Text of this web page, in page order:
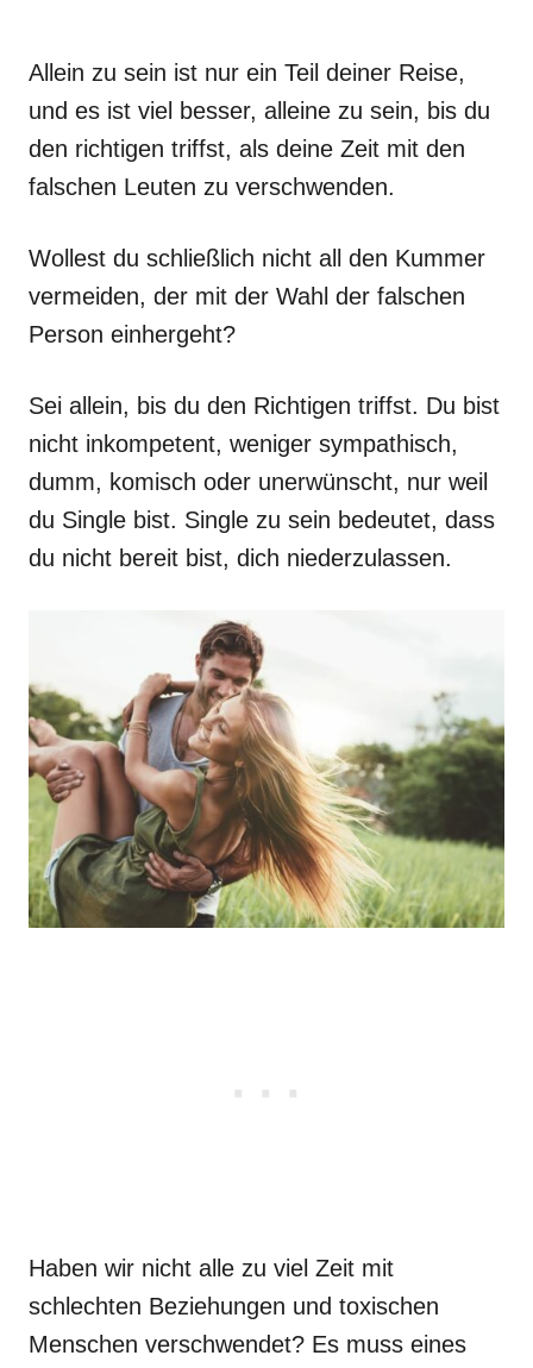
Allein zu sein ist nur ein Teil deiner Reise,
und es ist viel besser, alleine zu sein, bis du
den richtigen triffst, als deine Zeit mit den
falschen Leuten zu verschwenden.
Wollest du schließlich nicht all den Kummer
vermeiden, der mit der Wahl der falschen
Person einhergeht?
Sei allein, bis du den Richtigen triffst. Du bist
nicht inkompetent, weniger sympathisch,
dumm, komisch oder unerwünscht, nur weil
du Single bist. Single zu sein bedeutet, dass
du nicht bereit bist, dich niederzulassen.
Haben wir nicht alle zu viel Zeit mit
schlechten Beziehungen und toxischen
Menschen verschwendet? Es muss eines